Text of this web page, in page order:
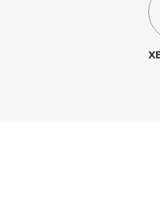
trúc khác biệt so
nhằm phục vụ nhu
tiếp ngắn hoặc